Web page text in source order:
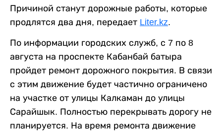
Причиной станут дорожные работы, которые
продлятся два дня, передает Liter.kz.
По информации городских служб, с 7 по 8
августа на проспекте Кабанбай батыра
пройдет ремонт дорожного покрытия. В связи
с этим движение будет частично ограничено
на участке от улицы Калкаман до улицы
Сарайшык. Полностью перекрывать дорогу не
планируется. На время ремонта движение